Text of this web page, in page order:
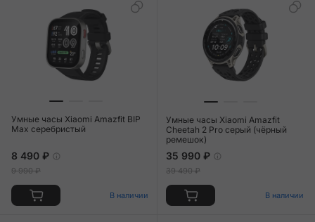
Умные часы Xiaomi Amazfit BIP
Max серебристый
8 490 ₽
9 990 ₽
В наличии
Умные часы Xiaomi Amazfit
Cheetah 2 Pro серый (чёрный
ремешок)
35 990 ₽
39 490 ₽
В наличии